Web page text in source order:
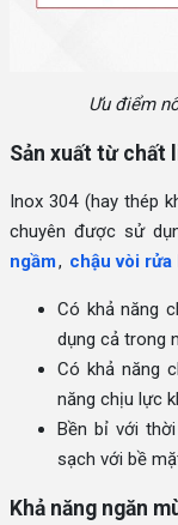
Ưu điểm
Sản xuất từ chất
Inox 304 (hay thép
chuyên được sử
ngầm, chậu vòi rửa
Có khả năng
dụng cả trong
Có khả năng
năng chịu lực
Bền bỉ với
sạch với bề
Khả năng ngăn